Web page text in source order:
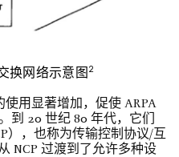
换网络示意图 2
使用显著增加，促使 ARPA
到 20 世纪 80 年代，它们
），也称为传输控制协议/互
NCP 过渡到了允许多种设